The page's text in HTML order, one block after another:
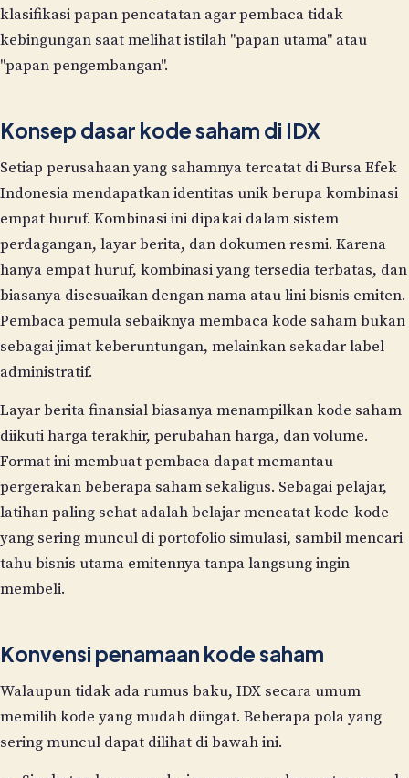
klasifikasi papan pencatatan agar pembaca tidak
kebingungan saat melihat istilah "papan utama" atau
"papan pengembangan".
Konsep dasar kode saham di IDX
Setiap perusahaan yang sahamnya tercatat di Bursa Efek
Indonesia mendapatkan identitas unik berupa kombinasi
empat huruf. Kombinasi ini dipakai dalam sistem
perdagangan, layar berita, dan dokumen resmi. Karena
hanya empat huruf, kombinasi yang tersedia terbatas, dan
biasanya disesuaikan dengan nama atau lini bisnis emiten.
Pembaca pemula sebaiknya membaca kode saham bukan
sebagai jimat keberuntungan, melainkan sekadar label
administratif.
Layar berita finansial biasanya menampilkan kode saham
diikuti harga terakhir, perubahan harga, dan volume.
Format ini membuat pembaca dapat memantau
pergerakan beberapa saham sekaligus. Sebagai pelajar,
latihan paling sehat adalah belajar mencatat kode-kode
yang sering muncul di portofolio simulasi, sambil mencari
tahu bisnis utama emitennya tanpa langsung ingin
membeli.
Konvensi penamaan kode saham
Walaupun tidak ada rumus baku, IDX secara umum
memilih kode yang mudah diingat. Beberapa pola yang
sering muncul dapat dilihat di bawah ini.